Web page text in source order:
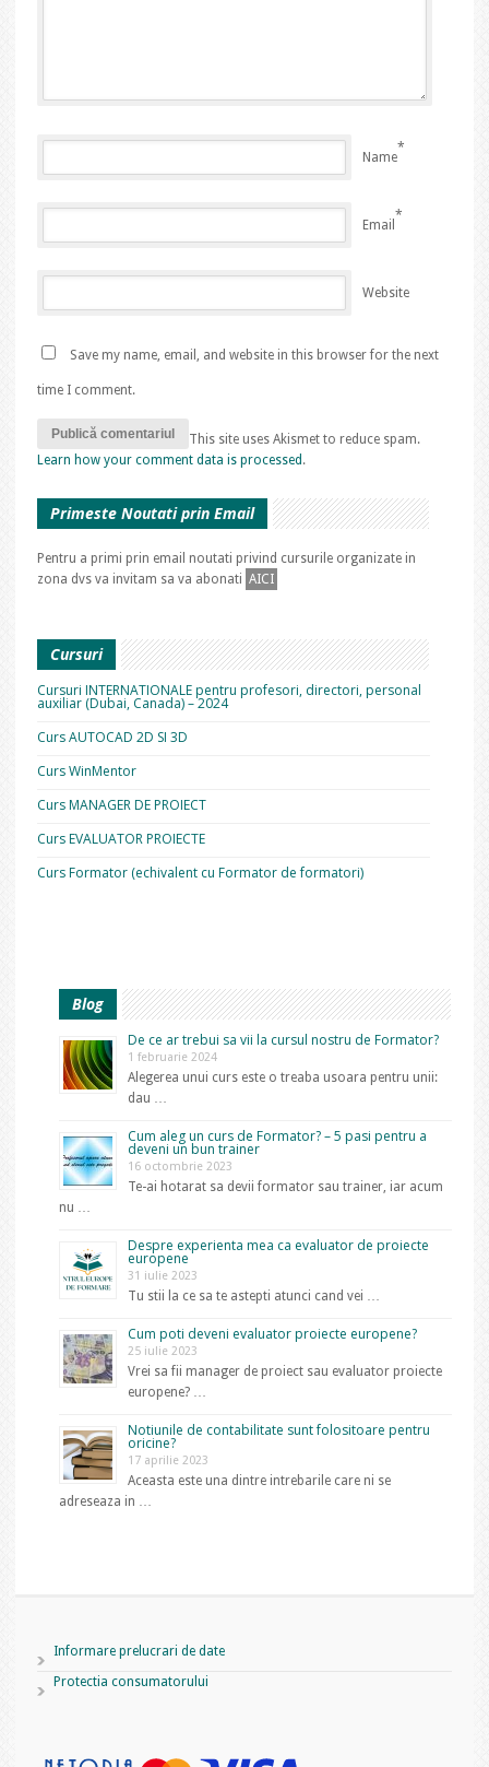
Name
*
Email
*
Website
Save my name, email, and website in this browser for the next
time I comment.
This site uses Akismet to reduce spam.
Learn how your comment data is processed .
Primeste Noutati prin Email
Pentru a primi prin email noutati privind cursurile organizate in
zona dvs va invitam sa va abonati AICI
Cursuri
Cursuri INTERNATIONALE pentru profesori, directori, personal
auxiliar (Dubai, Canada) – 2024
Curs AUTOCAD 2D SI 3D
Curs WinMentor
Curs MANAGER DE PROIECT
Curs EVALUATOR PROIECTE
Curs Formator (echivalent cu Formator de formatori)
Blog
De ce ar trebui sa vii la cursul nostru de Formator?
1 februarie 2024
Alegerea unui curs este o treaba usoara pentru unii:
dau …
Cum aleg un curs de Formator? – 5 pasi pentru a
deveni un bun trainer
16 octombrie 2023
Te-ai hotarat sa devii formator sau trainer, iar acum
nu …
Despre experienta mea ca evaluator de proiecte
europene
31 iulie 2023
Tu stii la ce sa te astepti atunci cand vei …
Cum poti deveni evaluator proiecte europene?
25 iulie 2023
Vrei sa fii manager de proiect sau evaluator proiecte
europene? …
Notiunile de contabilitate sunt folositoare pentru
oricine?
17 aprilie 2023
Aceasta este una dintre intrebarile care ni se
adreseaza in …
Informare prelucrari de date
Protectia consumatorului